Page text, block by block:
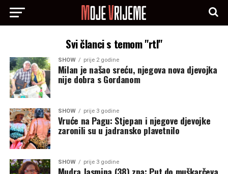
Svi članci s temom "rtl"
SHOW prije 2 godine
Milan je našao sreću, njegova nova djevojka
nije dobra s Gordanom
SHOW prije 3 godine
Vruće na Pagu: Stjepan i njegove djevojke
zaronili su u jadransko plavetnilo
SHOW prije 3 godine